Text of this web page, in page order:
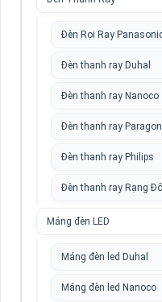
Đèn Rọi Ray
Đèn thanh ray Duhal
Đèn thanh ray Nanoco
Đèn thanh ray Paragon
Đèn thanh ray Philips
Đèn thanh ray Rạng
Máng đèn LED
Máng đèn led Duhal
Máng đèn led Nanoco